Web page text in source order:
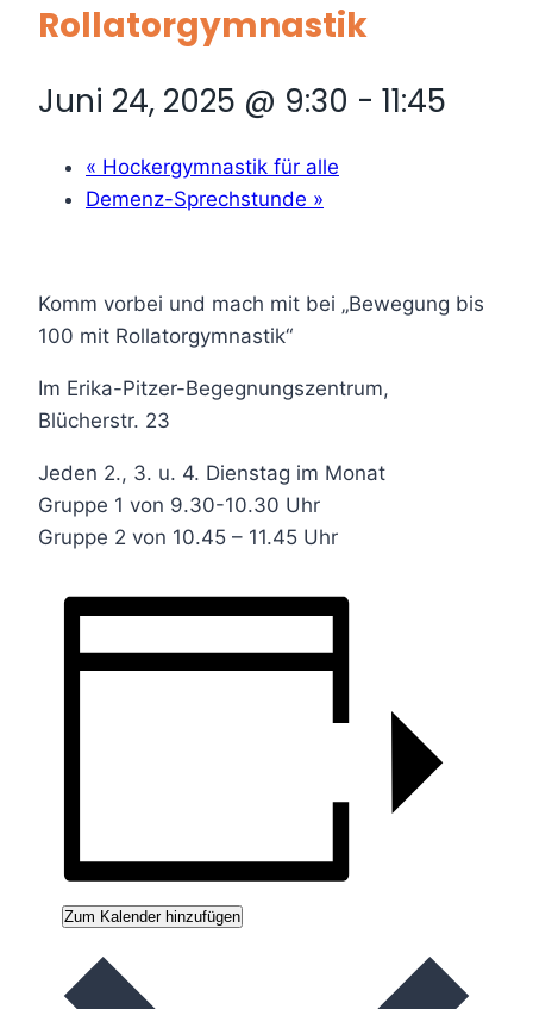
Rollatorgymnastik
Juni 24, 2025 @ 9:30 - 11:45
« Hockergymnastik für alle
Demenz-Sprechstunde »
Komm vorbei und mach mit bei „Bewegung bis
100 mit Rollatorgymnastik“
Im Erika-Pitzer-Begegnungszentrum,
Blücherstr. 23
Jeden 2., 3. u. 4. Dienstag im Monat
Gruppe 1 von 9.30-10.30 Uhr
Gruppe 2 von 10.45 – 11.45 Uhr
Zum Kalender hinzufügen